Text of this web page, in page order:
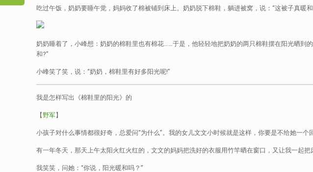
吃过午饭，奶奶要睡午觉，妈妈收了棉被铺到床上。奶奶脱下棉鞋，躺进被窝，说：“这被子真暖和
奶奶睡着了，小峰想：奶奶的棉鞋里也有棉花……于是，他轻轻地把奶奶的两只棉鞋摆在阳光晒到
和?”
小峰笑了笑，说：“奶奶，棉鞋里有好多阳光呢!”
我是怎样写出《棉鞋里的阳光》的
【野军】
小孩子对什么事情都很好奇，总爱问“为什么”。我的女儿文文小时候就是这样，你要是不给她一个
有一年冬天，那天上午太阳火红火红的，文文的妈妈把洗好的衣服用竹竿晒在窗口，又让我一起
我笑笑，问她：“你说，阳光暖和吗？”